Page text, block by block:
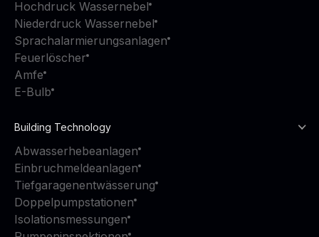
Hochdruck Wassernebel
Niederdruck Wassernebel
Sprachalarmierungsanlagen
Feuerlöscher
Amfe
E-Bulb
Building Technology
Abwasserhebeanlagen
Einbruchmeldeanlagen
Tiefgaragenentwässerung
Doppelpumpstationen
Isolationsmessungen